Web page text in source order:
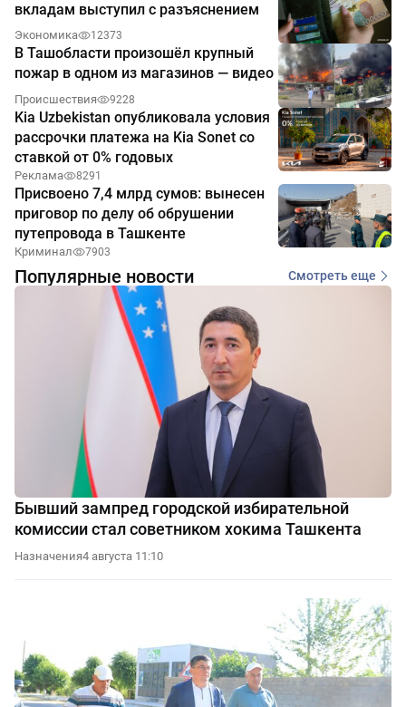
вкладам выступил с разъяснением
Экономика 12373
В Ташобласти произошёл крупный
пожар в одном из магазинов — видео
Происшествия 9228
Kia Uzbekistan опубликовала условия
рассрочки платежа на Kia Sonet со
ставкой от 0% годовых
Реклама 8291
Присвоено 7,4 млрд сумов: вынесен
приговор по делу об обрушении
путепровода в Ташкенте
Криминал 7903
Популярные новости Смотреть еще
Бывший зампред городской избирательной
комиссии стал советником хокима Ташкента
Назначения4 августа 11:10